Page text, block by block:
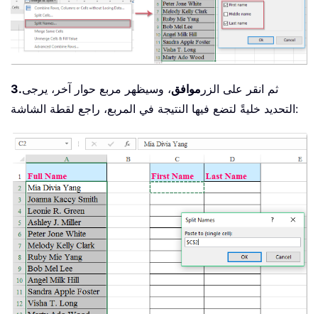
3. ثم انقر على الزر موافق، وسيظهر مربع حوار آخر، يرجى
التحديد خليةً لتضع فيها النتيجة في المربع، راجع لقطة الشاشة: